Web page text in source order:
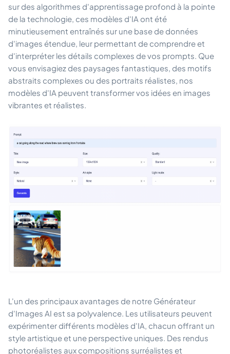
sur des algorithmes d'apprentissage profond à la pointe
de la technologie, ces modèles d'IA ont été
minutieusement entraînés sur une base de données
d'images étendue, leur permettant de comprendre et
d'interpréter les détails complexes de vos prompts. Que
vous envisagiez des paysages fantastiques, des motifs
abstraits complexes ou des portraits réalistes, nos
modèles d'IA peuvent transformer vos idées en images
vibrantes et réalistes.
L'un des principaux avantages de notre Générateur
d'Images AI est sa polyvalence. Les utilisateurs peuvent
expérimenter différents modèles d'IA, chacun offrant un
style artistique et une perspective uniques. Des rendus
photoréalistes aux compositions surréalistes et